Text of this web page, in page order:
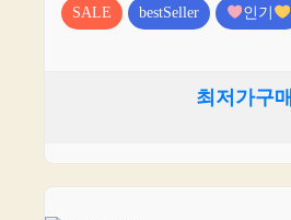
SALE bestSeller 인기
최저가구매